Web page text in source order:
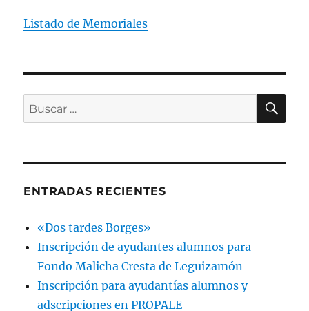
Listado de Memoriales
Buscar
por:
ENTRADAS RECIENTES
«Dos tardes Borges»
Inscripción de ayudantes alumnos para
Fondo Malicha Cresta de Leguizamón
Inscripción para ayudantías alumnos y
adscripciones en PROPALE